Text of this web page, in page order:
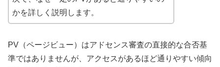
かを詳しく説明します。
PV（ページビュー）はアドセンス審査の直接的な合否基
準ではありませんが、アクセスがあるほど通りやすい傾向